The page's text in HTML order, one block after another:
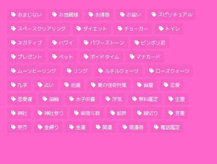
おまじない お地蔵様 お掃除 お祓い スピリチュアル
スペースクリアリング ダイエット チョーカー トイレ
ネガティブ ハワイ パワーストーン ビンボリ君
プレゼント ペット ボイドタイム マナカード
ムーンヒーリング リング ルチルクォーツ ローズクォーツ
九字 占い 地震 夏の怪奇特集 幽霊 恋愛
恋愛運 指輪 水子供養 浮気 無料鑑定 生霊
神社 神社参り 紫微斗数 結界 縁切り 言霊
野芥 金縛り 金運 開運 開運術 電話鑑定